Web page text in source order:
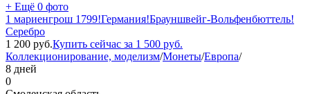
+ Ещё 0 фото
1 мариенгрош 1799!Германия!Брауншвейг-Вольфенбюттель!
Серебро
1 200 руб.Купить сейчас за 1 500 руб.
Коллекционирование, моделизм/Монеты/Европа/
8 дней
0